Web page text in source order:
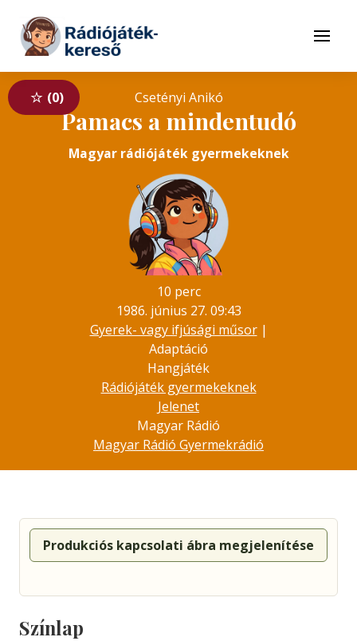
Tovább a tartalomhoz
Menü
0 Csetényi Anikó
Pamacs a mindentudó
Magyar rádiójáték gyermekeknek
10 perc
1986. június 27. 09:43
Gyerek- vagy ifjúsági műsor|
Adaptáció
Hangjáték
Rádiójáték gyermekeknek
Jelenet
Magyar Rádió
Magyar Rádió Gyermekrádió
Produkciós kapcsolati ábra megjelenítése
Színlap